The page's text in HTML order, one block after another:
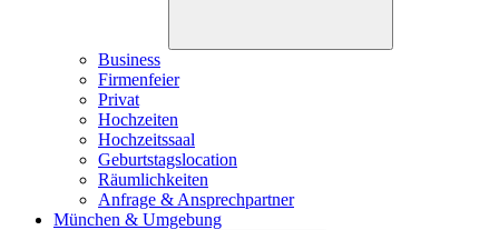
Business
Firmenfeier
Privat
Hochzeiten
Hochzeitssaal
Geburtstagslocation
Räumlichkeiten
Anfrage & Ansprechpartner
München & Umgebung